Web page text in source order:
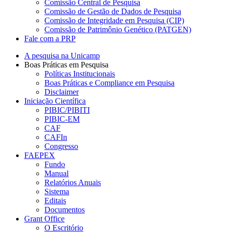
Comissão Central de Pesquisa
Comissão de Gestão de Dados de Pesquisa
Comissão de Integridade em Pesquisa (CIP)
Comissão de Patrimônio Genético (PATGEN)
Fale com a PRP
A pesquisa na Unicamp
Boas Práticas em Pesquisa
Políticas Institucionais
Boas Práticas e Compliance em Pesquisa
Disclaimer
Iniciação Científica
PIBIC/PIBITI
PIBIC-EM
CAF
CAFIn
Congresso
FAEPEX
Fundo
Manual
Relatórios Anuais
Sistema
Editais
Documentos
Grant Office
O Escritório